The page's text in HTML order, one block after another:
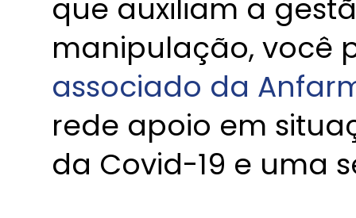
que auxiliam a
manipulação, você
associado da
rede apoio em
da Covid-19 e uma